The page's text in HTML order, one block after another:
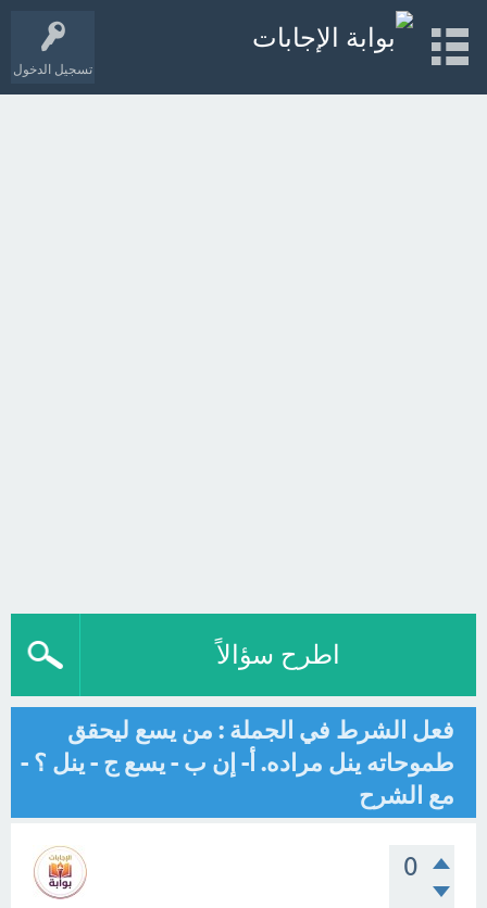
تسجيل الدخول
اطرح سؤالاً
فعل الشرط في الجملة : من يسع ليحقق
طموحاته ينل مراده. أ- إن ب - يسع ج - ينل ؟ -
مع الشرح
0